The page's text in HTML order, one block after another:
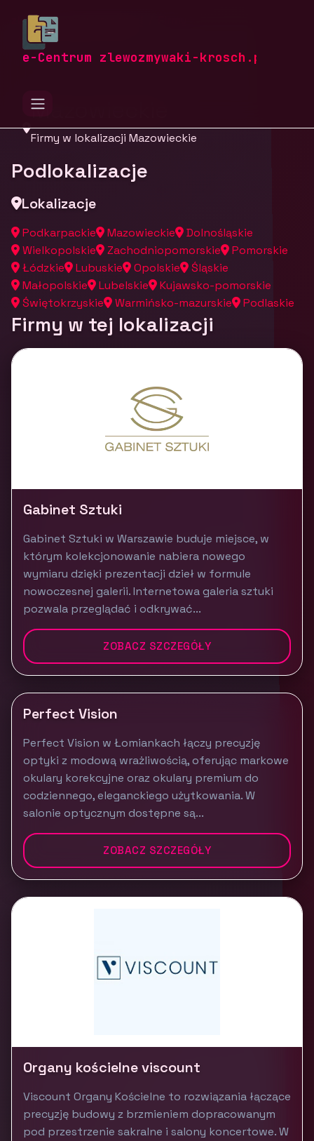
e-Centrum zlewozmywaki-krosch.pl
zlewozmywaki-krosch.pl
Firmy z województwa
Mazowieckie
Firmy w lokalizacji Mazowieckie
Podlokalizacje
Lokalizacje
Podkarpackie Mazowieckie
Dolnośląskie
Wielkopolskie
Zachodniopomorskie
Pomorskie
Łódzkie
Lubuskie Opolskie
Śląskie
Małopolskie
Lubelskie
Kujawsko-pomorskie
Świętokrzyskie
Warmińsko-mazurskie Podlaskie
Firmy w tej lokalizacji
Gabinet Sztuki
Gabinet Sztuki w Warszawie buduje miejsce, w
którym kolekcjonowanie nabiera nowego
wymiaru dzięki prezentacji dzieł w formule
nowoczesnej galerii. Internetowa galeria sztuki
pozwala przeglądać i odkrywać...
ZOBACZ SZCZEGÓŁY
Perfect Vision
Perfect Vision w Łomiankach łączy precyzję
optyki z modową wrażliwością, oferując markowe
okulary korekcyjne oraz okulary premium do
codziennego, eleganckiego użytkowania. W
salonie optycznym dostępne są...
ZOBACZ SZCZEGÓŁY
Organy kościelne viscount
Viscount Organy Kościelne to rozwiązania łączące
precyzję budowy z brzmieniem dopracowanym
pod przestrzenie sakralne i salony koncertowe. W